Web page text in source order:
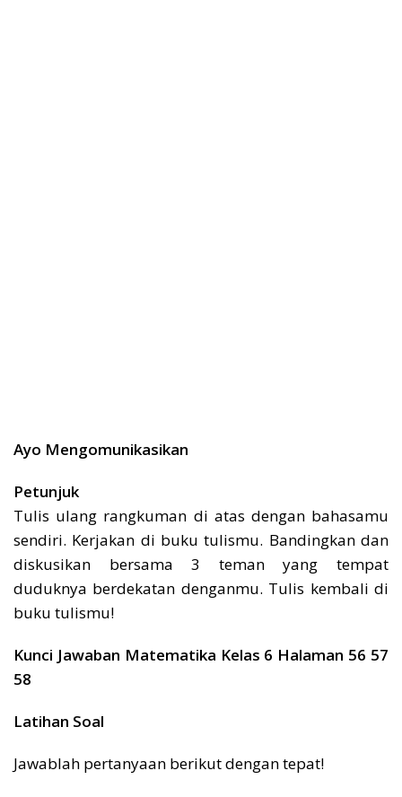
Ayo Mengomunikasikan
Petunjuk
Tulis ulang rangkuman di atas dengan bahasamu
sendiri. Kerjakan di buku tulismu. Bandingkan dan
diskusikan bersama 3 teman yang tempat
duduknya berdekatan denganmu. Tulis kembali di
buku tulismu!
Kunci Jawaban Matematika Kelas 6 Halaman 56 57
58
Latihan Soal
Jawablah pertanyaan berikut dengan tepat!